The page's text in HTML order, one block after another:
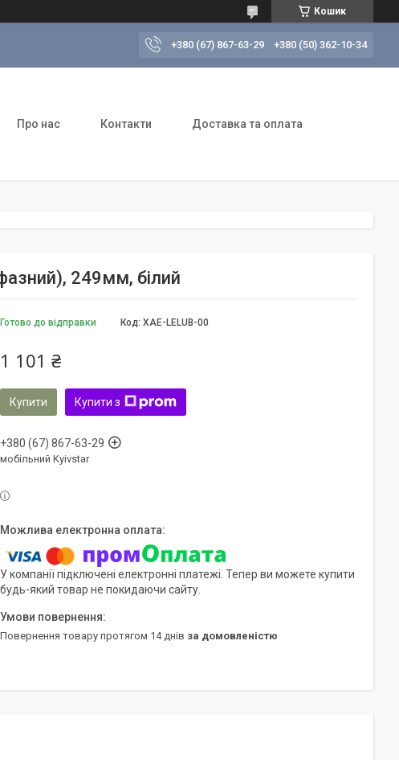
Кошик
+380 (67) 867-63-29 +380 (50) 362-10-34
Про нас Контакти Доставка та оплата
249мм, білий
Готово до відправки Код: XAE-LELUB-00
1 101 ₴
Купити Купити з
+380 (67) 867-63-29
мобільний Kyivstar
У компанії підключені електронні платежі. Тепер ви можете купити
будь-який товар не покидаючи сайту.
повернення товару протягом 14 днів за домовленістю